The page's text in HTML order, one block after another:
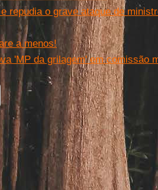
repudia o grave ataque de
a menos!
'MP da grilagem' em comissão